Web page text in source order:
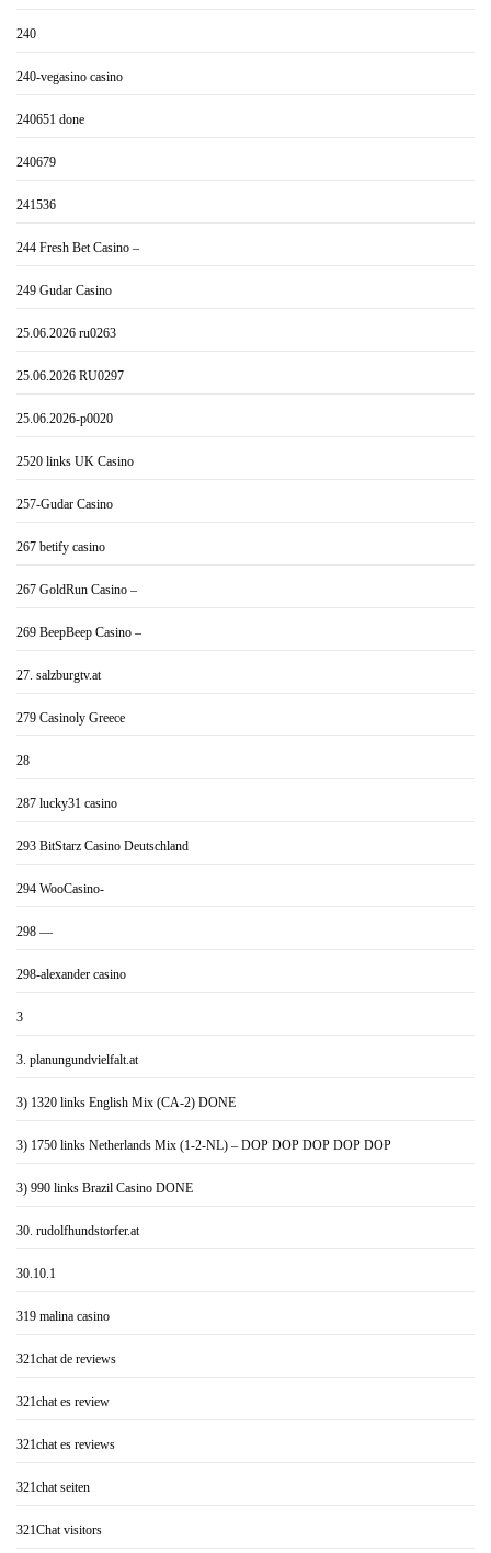
240
240-vegasino casino
240651 done
240679
241536
244 Fresh Bet Casino –
249 Gudar Casino
25.06.2026 ru0263
25.06.2026 RU0297
25.06.2026-p0020
2520 links UK Casino
257-Gudar Casino
267 betify casino
267 GoldRun Casino –
269 BeepBeep Casino –
27. salzburgtv.at
279 Casinoly Greece
28
287 lucky31 casino
293 BitStarz Casino Deutschland
294 WooCasino-
298 —
298-alexander casino
3
3. planungundvielfalt.at
3) 1320 links English Mix (CA-2) DONE
3) 1750 links Netherlands Mix (1-2-NL) – DOP DOP DOP DOP DOP
3) 990 links Brazil Casino DONE
30. rudolfhundstorfer.at
30.10.1
319 malina casino
321chat de reviews
321chat es review
321chat es reviews
321chat seiten
321Chat visitors